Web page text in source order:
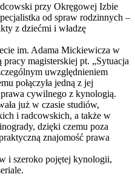
przy Okręgowej Izbie
od spraw rodzinnych –
z dziećmi i władzę
im. Adama Mickiewicza w
magisterskiej pt. „Sytuacja
uwzględnieniem
połączyła jedną z jej
cywilnego z kynologią.
już w czasie studiów,
i radcowskich, a także w
dzięki czemu poza
znajomość prawa
i szeroko pojętej kynologii,